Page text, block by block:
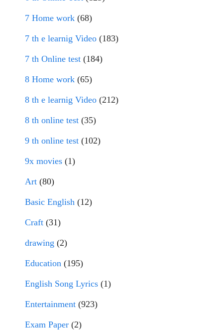
7 Home work (68)
7 th e learnig Video (183)
7 th Online test (184)
8 Home work (65)
8 th e learnig Video (212)
8 th online test (35)
9 th online test (102)
9x movies (1)
Art (80)
Basic English (12)
Craft (31)
drawing (2)
Education (195)
English Song Lyrics (1)
Entertainment (923)
Exam Paper (2)